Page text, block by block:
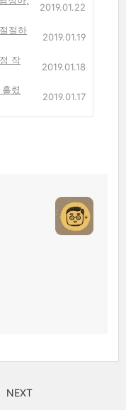
2019.01.22
절하
2019.01.19
작
2019.01.18
렸
2019.01.17
NEXT